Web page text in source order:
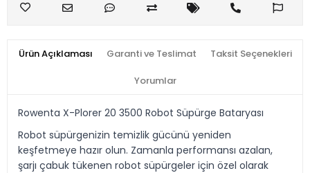
Ürün Açıklaması Garanti ve Teslimat Taksit Seçenekleri
Yorumlar
Rowenta X-Plorer 20 3500 Robot Süpürge Bataryası
Robot süpürgenizin temizlik gücünü yeniden
keşfetmeye hazır olun. Zamanla performansı azalan,
şarjı çabuk tükenen robot süpürgeler için özel olarak